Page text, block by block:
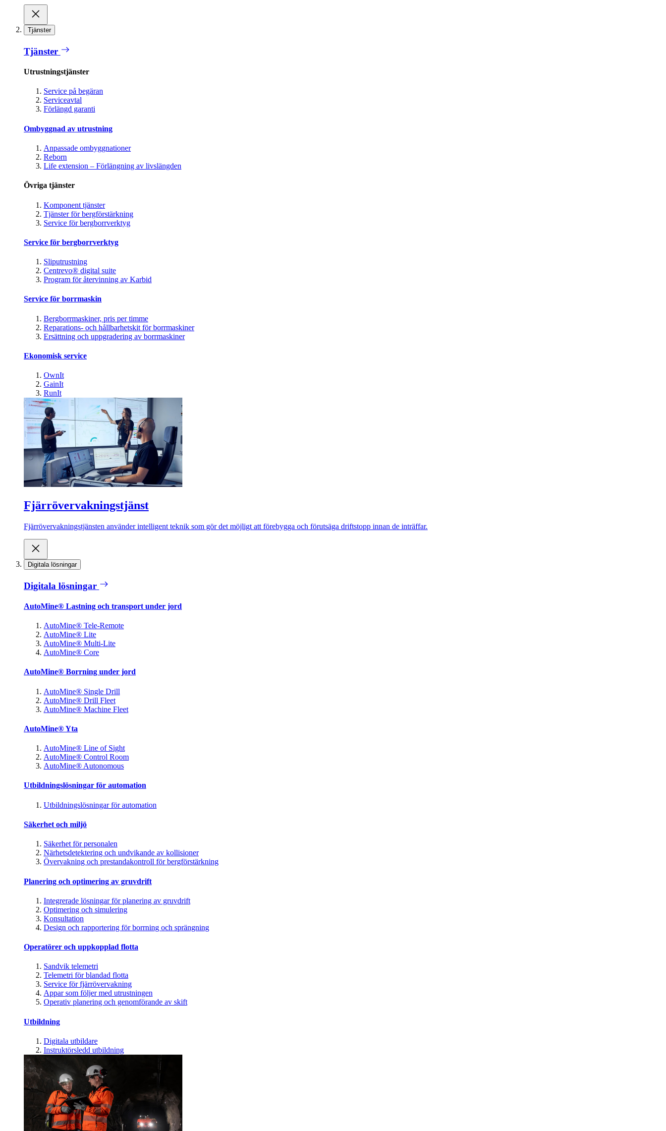
Tjänster
Tjänster
Utrustningstjänster
Service på begäran
Serviceavtal
Förlängd garanti
Ombyggnad av utrustning
Anpassade ombyggnationer
Reborn
Life extension – Förlängning av livslängden
Övriga tjänster
Komponent tjänster
Tjänster för bergförstärkning
Service för bergborrverktyg
Service för bergborrverktyg
Sliputrustning
Centrevo® digital suite
Program för återvinning av Karbid
Service för borrmaskin
Bergborrmaskiner, pris per timme
Reparations- och hållbarhetskit för borrmaskiner
Ersättning och uppgradering av borrmaskiner
Ekonomisk service
OwnIt
GainIt
RunIt
Fjärrövervakningstjänst
Fjärrövervakningstjänsten använder intelligent teknik som gör det möjligt att förebygga och förutsäga driftstopp innan de inträffar.
Digitala lösningar
Digitala lösningar
AutoMine® Lastning och transport under jord
AutoMine® Tele-Remote
AutoMine® Lite
AutoMine® Multi-Lite
AutoMine® Core
AutoMine® Borrning under jord
AutoMine® Single Drill
AutoMine® Drill Fleet
AutoMine® Machine Fleet
AutoMine® Yta
AutoMine® Line of Sight
AutoMine® Control Room
AutoMine® Autonomous
Utbildningslösningar för automation
Utbildningslösningar för automation
Säkerhet och miljö
Säkerhet för personalen
Närhetsdetektering och undvikande av kollisioner
Övervakning och prestandakontroll för bergförstärkning
Planering och optimering av gruvdrift
Integrerade lösningar för planering av gruvdrift
Optimering och simulering
Konsultation
Design och rapportering för borrning och sprängning
Operatörer och uppkopplad flotta
Sandvik telemetri
Telemetri för blandad flotta
Service för fjärrövervakning
Appar som följer med utrustningen
Operativ planering och genomförande av skift
Utbildning
Digitala utbildare
Instruktörsledd utbildning